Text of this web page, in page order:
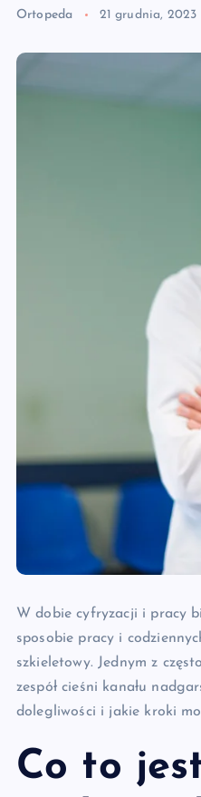
Ortopeda 21 grudnia, 2023
W dobie cyfryzacji i pracy
sposobie pracy i
szkieletowy. Jednym z
zespół cieśni kanału
dolegliwości i jakie kroki
Co to